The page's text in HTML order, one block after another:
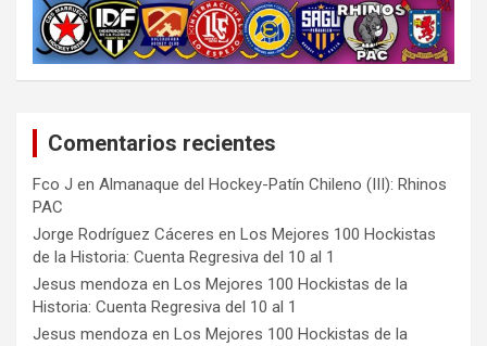
Comentarios recientes
Fco J en Almanaque del Hockey-Patín Chileno (III): Rhinos
PAC
Jorge Rodríguez Cáceres en Los Mejores 100 Hockistas
de la Historia: Cuenta Regresiva del 10 al 1
Jesus mendoza en Los Mejores 100 Hockistas de la
Historia: Cuenta Regresiva del 10 al 1
Jesus mendoza en Los Mejores 100 Hockistas de la